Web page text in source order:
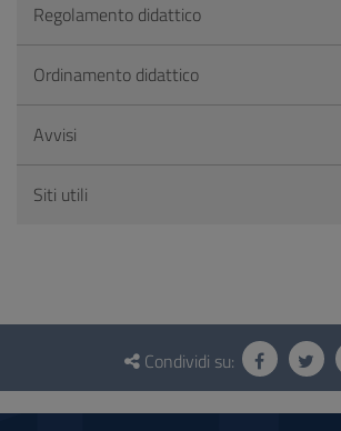
Regolamento didattico
Ordinamento didattico
Avvisi
Siti utili
Questionario
social
Condividi su: